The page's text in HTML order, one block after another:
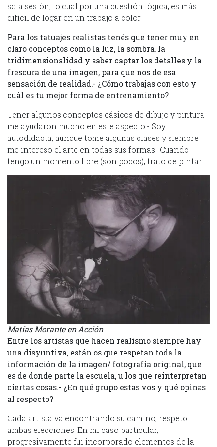
sola sesión, lo cual por una cuestión lógica, es más
difícil de logar en un trabajo a color.
Para los tatuajes realistas tenés que tener muy en
claro conceptos como la luz, la sombra, la
tridimensionalidad y saber captar los detalles y la
frescura de una imagen, para que nos de esa
sensación de realidad.- ¿Cómo trabajas con esto y
cuál es tu mejor forma de entrenamiento?
Tener algunos conceptos cásicos de dibujo y pintura
me ayudaron mucho en este aspecto.- Soy
autodidacta, aunque tome algunas clases y siempre
me intereso el arte en todas sus formas- Cuando
tengo un momento libre (son pocos), trato de pintar.
Matías Morante en Acción
Entre los artistas que hacen realismo siempre hay
una disyuntiva, están os que respetan toda la
información de la imagen/ fotografía original, que
es de donde parte la escuela, u los que reinterpretan
ciertas cosas.- ¿En qué grupo estas vos y qué opinas
al respecto?
Cada artista va encontrando su camino, respeto
ambas elecciones. En mi caso particular,
progresivamente fui incorporado elementos de la